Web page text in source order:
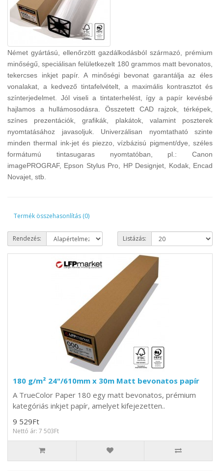
Német gyártású, ellenőrzött gazdálkodásból származó, prémium
minőségű, speciálisan felületkezelt 180 grammos matt bevonatos,
tekercses inkjet papír. A minőségi bevonat garantálja az éles
vonalakat, a kedvező tintafelvételt, a maximális kontrasztot és
színterjedelmet. Jól viseli a tintaterhelést, így a papír kevésbé
hajlamos a hullámosodásra. Összetett CAD rajzok, térképek,
színes prezentációk, grafikák, plakátok, valamint poszterek
nyomtatásához javasoljuk. Univerzálisan nyomtatható szinte
minden thermal ink-jet és piezzo, vízbázisú pigment/dye, széles
formátumú tintasugaras nyomtatóban, pl.: Canon
imagePROGRAF, Epson Stylus Pro, HP Designjet, Kodak, Encad
Novajet, stb.
Termék összehasonlítás (0)
Rendezés: Listázás:
180 g/m² 24"/610mm x 30m Matt bevonatos papír
A TrueColor Paper 180 egy matt bevonatos, prémium
kategóriás inkjet papír, amelyet kifejezetten..
9 529Ft
Nettó ár: 7 503Ft